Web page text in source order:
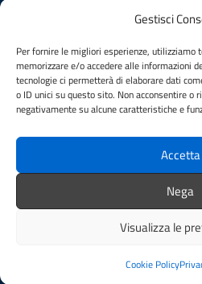
Gestisci
Per fornire le migliori esperienze, utilizziamo
memorizzare e/o accedere alle informazioni
tecnologie ci permetterà di elaborare dati
o ID unici su questo sito. Non acconsentire o
negativamente su alcune caratteristiche e
Accetta
Nega
Visualizza le
Cookie Policy
Informativa privacy
Cookie Policy (UE)
Social Media Policy
Note legali
SEGUICI SU
Facebook YouTube
Redazione